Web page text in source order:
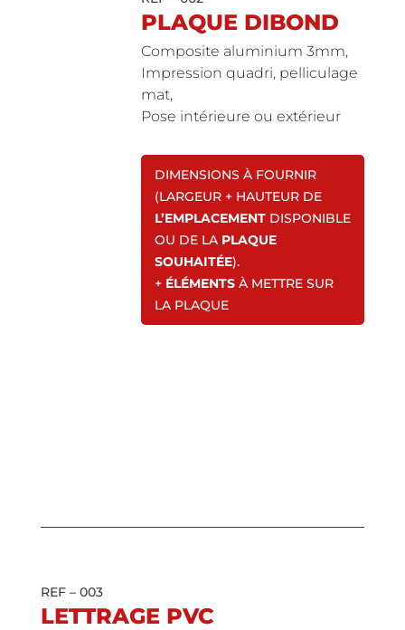
PLAQUE DIBOND
Composite aluminium 3mm,
Impression quadri, pelliculage
mat,
Pose intérieure ou extérieur
DIMENSIONS À FOURNIR
(LARGEUR + HAUTEUR DE
L’EMPLACEMENT DISPONIBLE
OU DE LA PLAQUE
SOUHAITÉE).
+ ÉLÉMENTS À METTRE SUR
LA PLAQUE
REF – 003
LETTRAGE PVC